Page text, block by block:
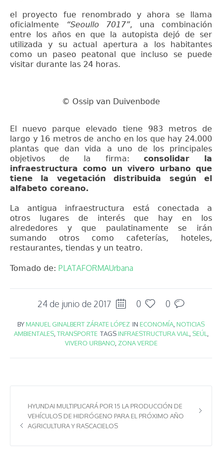
el proyecto fue renombrado y ahora se llama
oficialmente
“Seoullo 7017”, una combinación
entre los años en que la autopista dejó de ser
utilizada y su actual apertura a los habitantes
como un paseo peatonal que incluso se puede
visitar durante las 24 horas.
© Ossip van Duivenbode
El nuevo parque elevado tiene 983 metros de
largo y 16 metros de ancho en los que hay 24.000
plantas que dan vida a uno de los principales
objetivos de la firma: consolidar la
infraestructura como un vivero urbano que
tiene la vegetación distribuida según el
alfabeto coreano.
La antigua infraestructura está conectada a
otros lugares de interés que hay en los
alrededores y que paulatinamente se irán
sumando otros como cafeterías, hoteles,
restaurantes, tiendas y un teatro.
Tomado de: PLATAFORMAUrbana
24 de junio de 2017 0 0
BYMANUEL GINALBERT ZÁRATE LÓPEZ IN ECONOMÍA NOTICIAS
AMBIENTALES, TRANSPORTE TAGSINFRAESTRUCTURA VIAL SEÚL
VIVERO URBANO, ZONA VERDE
HYUNDAI MULTIPLICARÁ POR 15 LA PRODUCCIÓN DE
VEHÍCULOS DE HIDRÓGENO PARA EL PRÓXIMO AÑO
AGRICULTURA Y RASCACIELOS